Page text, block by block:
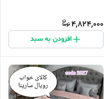
4,824,000
افزودن به سبد